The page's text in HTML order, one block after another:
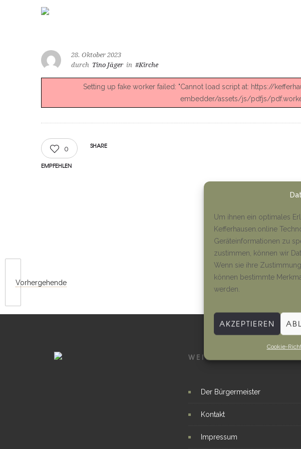
Um ihnen ein optimales
Kefferhausen.online
Geräteinformationen zu
zustimmen, können wir
Wenn sie ihre
können bestimmte
werden.
AKZEPTIEREN
Cookie-
Vorhergehende
28. Oktober 2023
durch Tino Jäger in #Kirche
Setting up fake worker failed: "Cannot load script at: https://
embedder/assets/js/pdfjs/
0
EMPFEHLEN
SHARE
WEITERE LINKS
Der Bürgermeister
Kontakt
Impressum